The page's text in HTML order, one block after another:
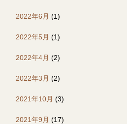
2022年6月 (1)
2022年5月 (1)
2022年4月 (2)
2022年3月 (2)
2021年10月 (3)
2021年9月 (17)